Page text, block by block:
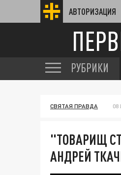
АВТОРИЗАЦИЯ
РУБРИКИ
СВЯТАЯ ПРАВДА 08
"ТОВАРИЩ
АНДРЕЙ